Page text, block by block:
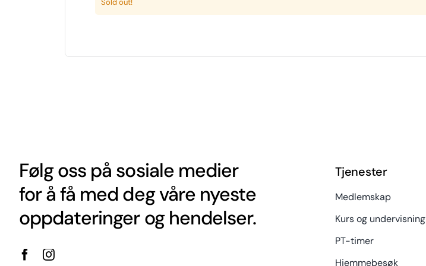
Sold out!
Følg oss på sosiale medier
for å få med deg våre nyeste
oppdateringer og hendelser.
Tjenester
Medlemskap
Kurs og undervisning
PT-timer
Hjemmebesøk